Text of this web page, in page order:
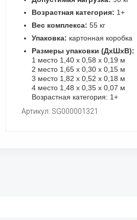
Возрастная категория: 1+
Вес комплекса: 55 кг
Упаковка: картонная коробка
Размеры упаковки (ДхШхВ):
1 место 1,40 х 0,58 х 0,19 м
2 место 1,65 х 0,30 х 0,15 м
3 место 1,82 х 0,52 х 0,18 м
4 место 1,48 х 0,35 х 0,07 м
Возрастная категория: 1+
Артикул: SG000001321